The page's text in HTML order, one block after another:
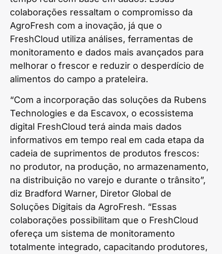
colaborações ressaltam o compromisso da
AgroFresh com a inovação, já que o
FreshCloud utiliza análises, ferramentas de
monitoramento e dados mais avançados para
melhorar o frescor e reduzir o desperdício de
alimentos do campo a prateleira.
“Com a incorporação das soluções da Rubens
Technologies e da Escavox, o ecossistema
digital FreshCloud terá ainda mais dados
informativos em tempo real em cada etapa da
cadeia de suprimentos de produtos frescos:
no produtor, na produção, no armazenamento,
na distribuição no varejo e durante o trânsito”,
diz Bradford Warner, Diretor Global de
Soluções Digitais da AgroFresh. “Essas
colaborações possibilitam que o FreshCloud
ofereça um sistema de monitoramento
totalmente integrado, capacitando produtores,